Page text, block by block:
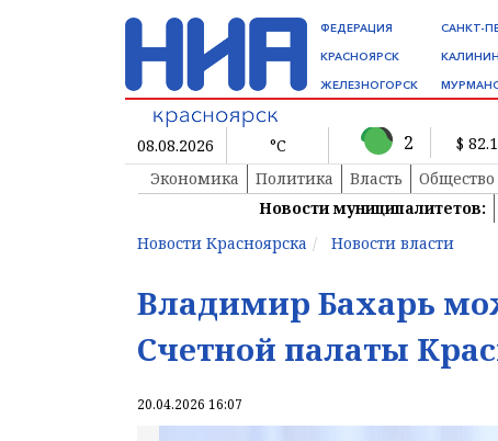
ФЕДЕРАЦИЯ
КРАСНОЯРСК
ЖЕЛЕЗНОГОРСК
САНКТ-
08.08.2026 °C 2 $
Экономика
Политика Власть Общество
Новости муниципалитетов:
Новости Красноярска
Новости власти
Владимир Бахарь
Счетной палаты
20.04.2026 16:07